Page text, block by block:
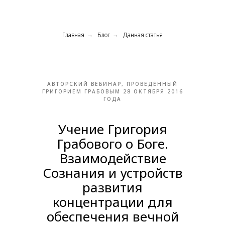
Главная → Блог → Данная статья
Учение Григория
Грабового о Боге.
Взаимодействие
Сознания и устройств
развития
концентрации для
обеспечения вечной
АВТОРСКИЙ ВЕБИНАР, ПРОВЕДЁННЫЙ
ГРИГОРИЕМ ГРАБОВЫМ 28 ОКТЯБРЯ 2016
ГОДА